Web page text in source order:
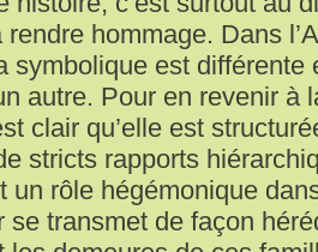
rendre hommage. Dans
symbolique est différente
autre. Pour en revenir à
clair qu’elle est
stricts rapports
un rôle hégémonique
se transmet de façon